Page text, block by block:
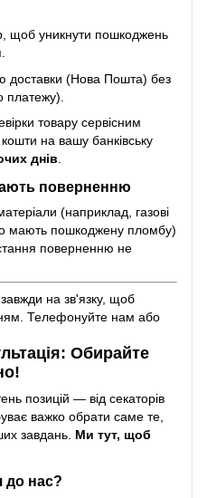
щоб уникнути пошкоджень
доставки (Нова Пошта) без
платежу).
товару сервісним
на вашу банківську
днів
поверненню
(наприклад, газові
мають пошкоджену пломбу)
поверненню не
на зв'язку, щоб
Телефонуйте нам або
Обирайте
позицій — від секаторів
важко обрати саме те,
завдань. Ми тут, щоб
до нас?